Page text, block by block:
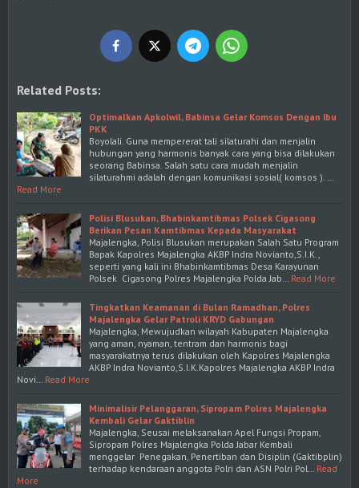
Related Posts:
Optimalkan Apkolwil, Babinsa Gelar Komsos Dengan Ibu
PKK
Boyolali. Guna mempererat tali silaturahi dan menjalin
hubungan yang harmonis banyak cara yang bisa dilakukan
seorang Babinsa. Salah satu cara mudah menjalin
silaturahmi adalah dengan komunikasi sosial( komsos ). …
Read More
Polisi Blusukan, Bhabinkamtibmas Polsek Cigasong
Berikan Pesan Kamtibmas Kepada Masyarakat
Majalengka, Polisi Blusukan merupakan Salah Satu Program
Bapak Kapolres Majalengka AKBP Indra Novianto,S.I.K.,
seperti yang kali ini Bhabinkamtibmas Desa Karayunan
Polsek Cigasong Polres Majalengka Polda Jab… Read More
Tingkatkan Keamanan di Bulan Ramadhan, Polres
Majalengka Gelar Patroli KRYD Gabungan
Majalengka, Mewujudkan wilayah Kabupaten Majalengka
yang aman, nyaman, tentram dan harmonis bagi
masyarakatnya terus dilakukan oleh Kapolres Majalengka
AKBP Indra Novianto,S.I.K.Kapolres Majalengka AKBP Indra
Novi… Read More
Minimalisir Pelanggaran, Sipropam Polres Majalengka
Kembali Gelar Gaktiblin
Majalengka, Seusai melaksanakan Apel Fungsi Propam,
Sipropam Polres Majalengka Polda Jabar Kembali
menggelar Penegakan, Penertiban dan Disiplin (Gaktibplin)
terhadap kendaraan anggota Polri dan ASN Polri Pol… Read
More